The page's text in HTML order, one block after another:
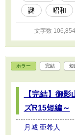
謎
昭和
文字数 106,854
ホラー 完結 短
【完結】御
ズR15短編～
月城 亜希人